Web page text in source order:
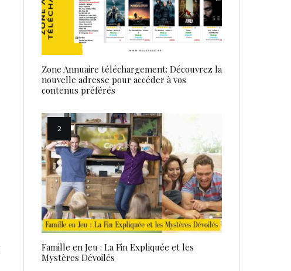
Zone Annuaire téléchargement: Découvrez la
nouvelle adresse pour accéder à vos
contenus préférés
Famille en Jeu : La Fin Expliquée et les
Mystères Dévoilés